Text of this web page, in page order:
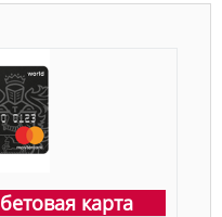
карта